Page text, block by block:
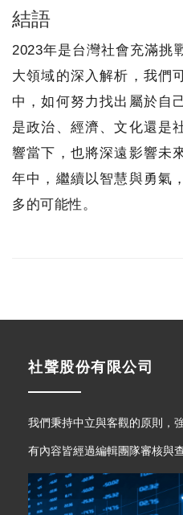
結語
2023年是台灣社會充滿挑
大領域的深入解析，我們
中，如何努力找出屬於自
是政治、經濟、文化還是
響當下，也將深遠影響未
年中，繼續以智慧與勇氣
多的可能性。
社聲股份有限公司
我們秉持中立與客觀的原則，
有內容皆經過編輯團隊審核與